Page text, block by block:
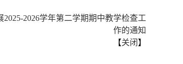
2025-2026学年第二学期期中教学检查工
作的通知
【关闭 】